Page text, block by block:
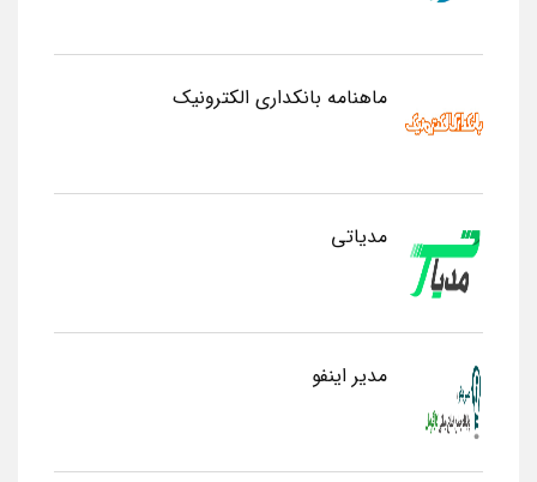
ماهنامه بانکداری الکترونیک
مدیاتی
مدیر اینفو